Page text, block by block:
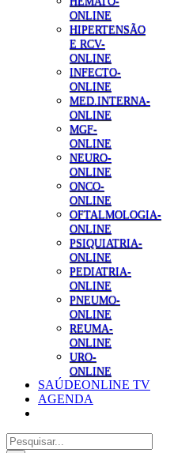
ONLINE
HIPERTENSÃO
E RCV-
ONLINE
INFECTO-
ONLINE
MED.INTERNA-
ONLINE
MGF-
ONLINE
NEURO-
ONLINE
ONCO-
ONLINE
OFTALMOLOGIA-
ONLINE
PSIQUIATRIA-
ONLINE
PEDIATRIA-
ONLINE
PNEUMO-
ONLINE
REUMA-
ONLINE
URO-
ONLINE
SAÚDEONLINE TV
AGENDA
Pesquisar